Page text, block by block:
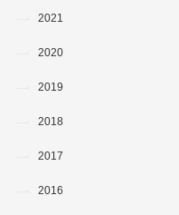
2021
2020
2019
2018
2017
2016